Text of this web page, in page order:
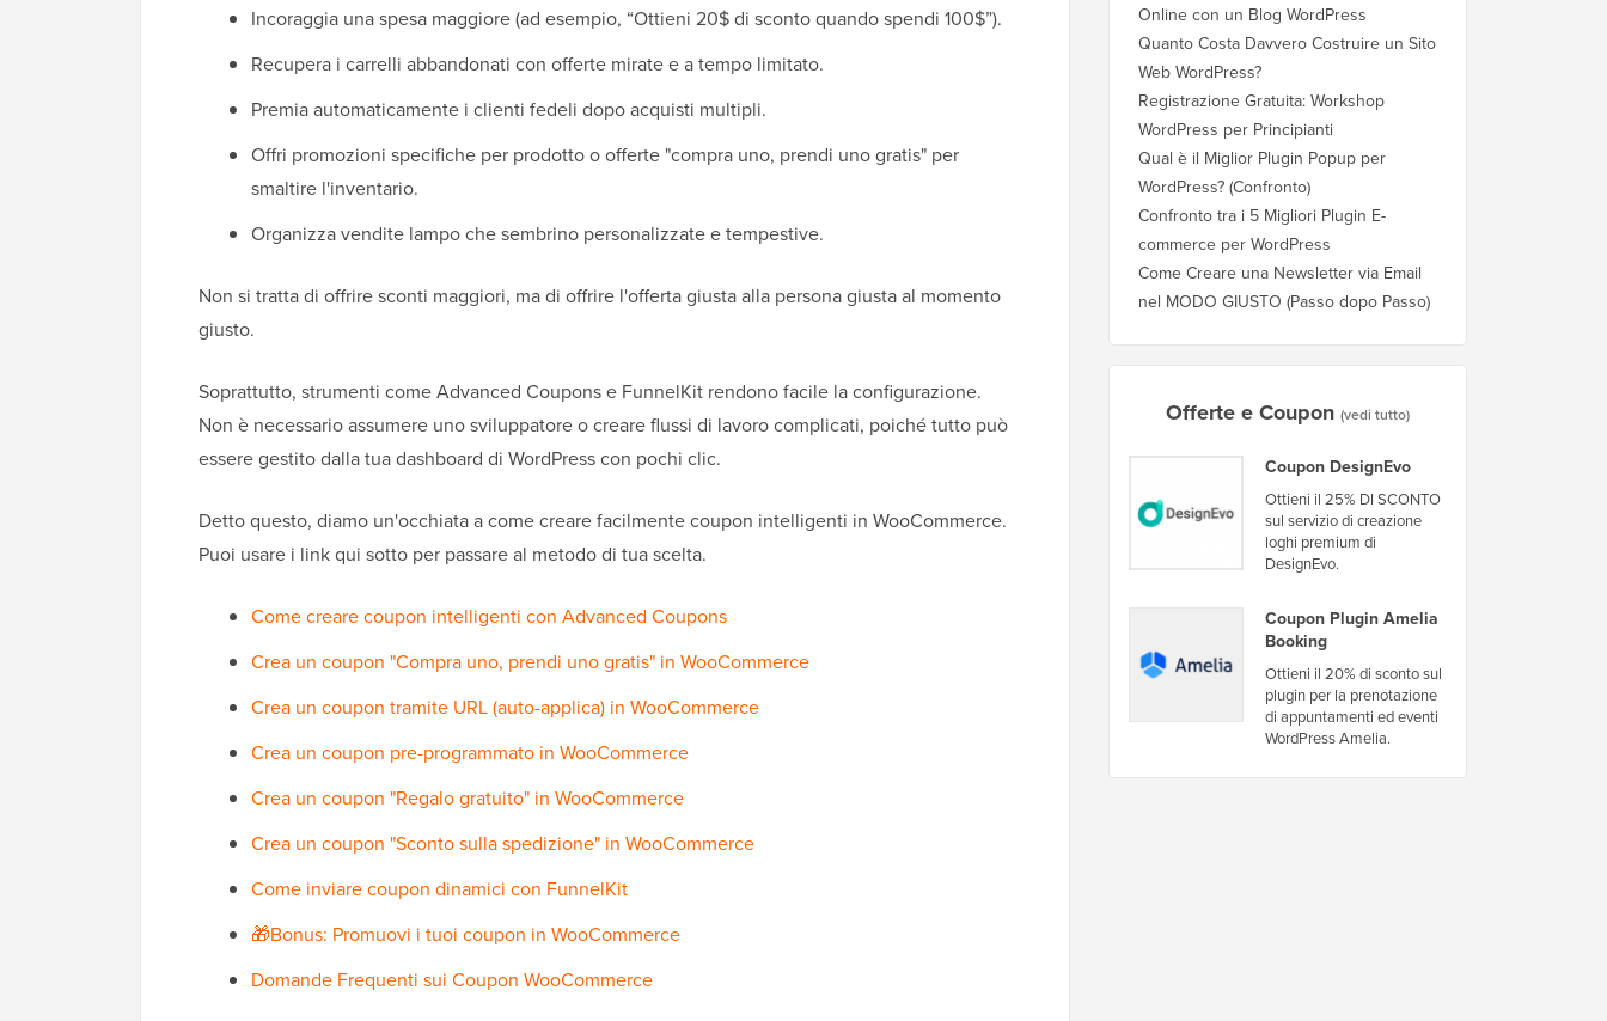
Incoraggia una spesa maggiore (ad esempio, “Ottieni 20$ di sconto quando spendi 100$”).
Recupera i carrelli abbandonati con offerte mirate e a tempo limitato.
Premia automaticamente i clienti fedeli dopo acquisti multipli.
Offri promozioni specifiche per prodotto o offerte "compra uno, prendi uno gratis" per
smaltire l'inventario.
Organizza vendite lampo che sembrino personalizzate e tempestive.
Non si tratta di offrire sconti maggiori, ma di offrire l'offerta giusta alla persona giusta al momento
giusto.
Soprattutto, strumenti come Advanced Coupons e FunnelKit rendono facile la configurazione.
Non è necessario assumere uno sviluppatore o creare flussi di lavoro complicati, poiché tutto può
essere gestito dalla tua dashboard di WordPress con pochi clic.
Detto questo, diamo un'occhiata a come creare facilmente coupon intelligenti in WooCommerce.
Puoi usare i link qui sotto per passare al metodo di tua scelta.
Come creare coupon intelligenti con Advanced Coupons
Crea un coupon "Compra uno, prendi uno gratis" in WooCommerce
Crea un coupon tramite URL (auto-applica) in WooCommerce
Crea un coupon pre-programmato in WooCommerce
Crea un coupon "Regalo gratuito" in WooCommerce
Crea un coupon "Sconto sulla spedizione" in WooCommerce
Come inviare coupon dinamici con FunnelKit
🎁Bonus: Promuovi i tuoi coupon in WooCommerce
Domande Frequenti sui Coupon WooCommerce
Online con un Blog WordPress
Quanto Costa Davvero Costruire un Sito
Web WordPress?
Registrazione Gratuita: Workshop
WordPress per Principianti
Qual è il Miglior Plugin Popup per
WordPress? (Confronto)
Confronto tra i 5 Migliori Plugin E-
commerce per WordPress
Come Creare una Newsletter via Email
nel MODO GIUSTO (Passo dopo Passo)
Offerte e Coupon (vedi tutto)
Coupon DesignEvo
Ottieni il 25% DI SCONTO
sul servizio di creazione
loghi premium di
DesignEvo.
Coupon Plugin Amelia
Booking
Ottieni il 20% di sconto sul
plugin per la prenotazione
di appuntamenti ed eventi
WordPress Amelia.